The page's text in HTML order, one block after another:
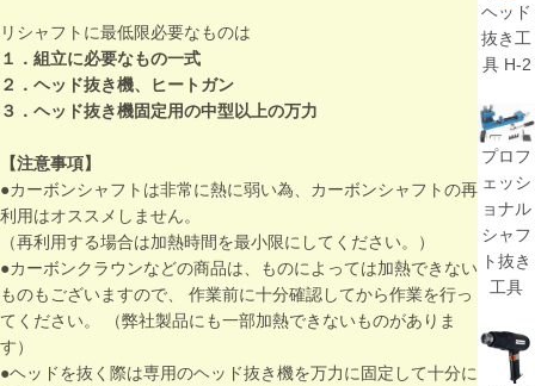
リシャフトに最低限必要なものは
１．組立に必要なもの一式
２．ヘッド抜き機、ヒートガン
３．ヘッド抜き機固定用の中型以上の万力
【注意事項】
●カーボンシャフトは非常に熱に弱い為、カーボンシャフトの再
利用はオススメしません。
（再利用する場合は加熱時間を最小限にしてください。）
●カーボンクラウンなどの商品は、ものによっては加熱できない
ものもございますので、 作業前に十分確認してから作業を行っ
てください。 （弊社製品にも一部加熱できないものがありま
す）
●ヘッドを抜く際は専用のヘッド抜き機を万力に固定して十分に
ヘッド
抜き工
具 H-2
プロフ
ェッシ
ョナル
シャフ
ト抜き
工具